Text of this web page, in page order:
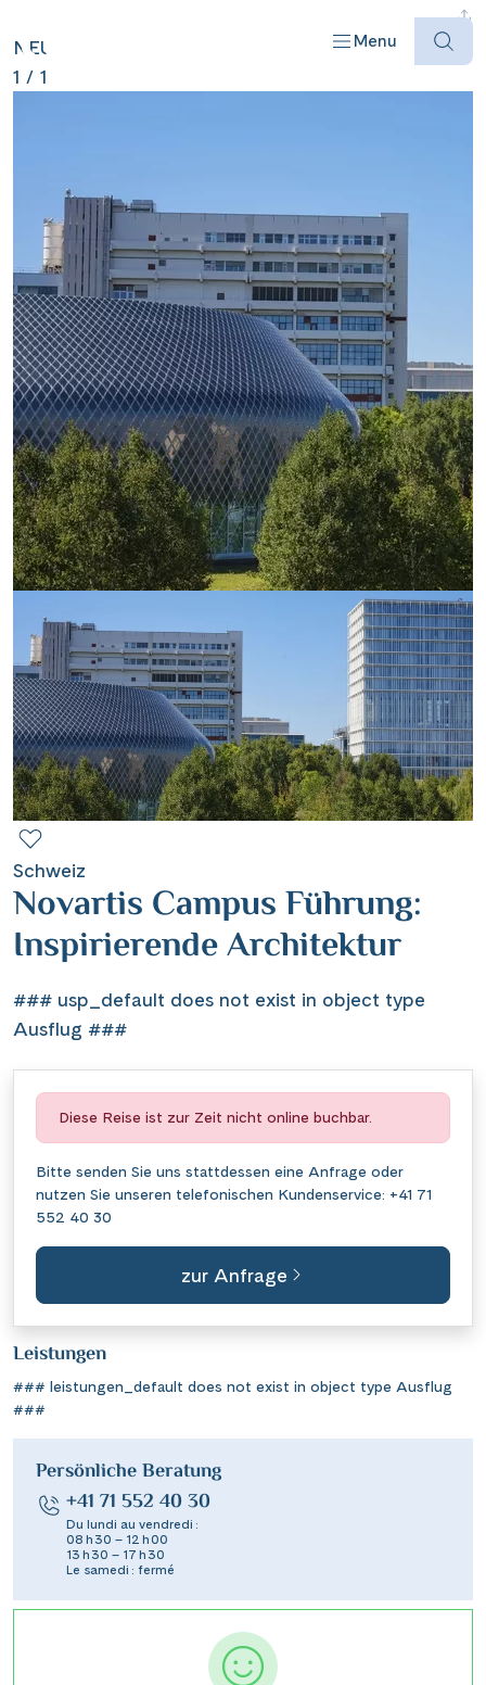
Menu
Offres
Destinations
Bateaux
Informations
Contact
Mentions légales
Contact professionnel
Hotline +41 71 552 40 30CH|DE
NEU
1 / 1
Schweiz
Novartis Campus Führung:
Inspirierende Architektur
### usp_default does not exist in object type
Ausflug ###
Diese Reise ist zur Zeit nicht online buchbar.
Bitte senden Sie uns stattdessen eine Anfrage oder
nutzen Sie unseren telefonischen Kundenservice: +41 71
552 40 30
zur Anfrage
Leistungen
### leistungen_default does not exist in object type Ausflug
###
Persönliche Beratung
+41 71 552 40 30
Du lundi au vendredi :
08 h 30 – 12 h 00
13 h 30 – 17 h 30
Le samedi : fermé